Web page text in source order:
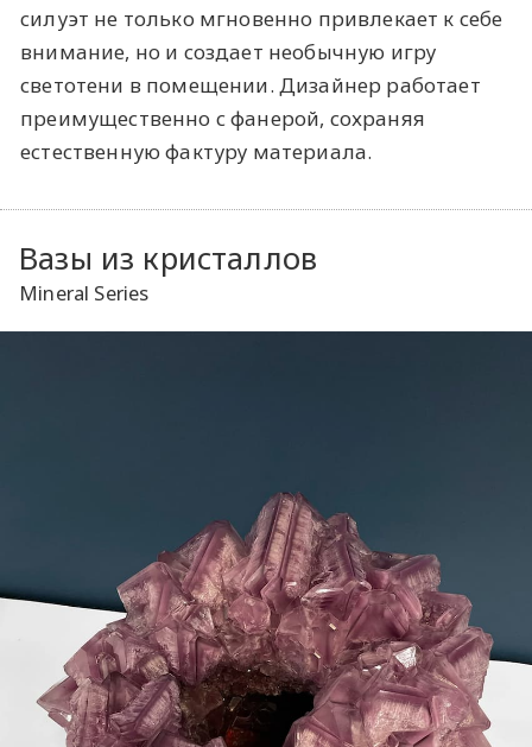
силуэт не только мгновенно привлекает к себе
внимание, но и создает необычную игру
светотени в помещении. Дизайнер работает
преимущественно с фанерой, сохраняя
естественную фактуру материала.
Вазы из кристаллов
Mineral Series